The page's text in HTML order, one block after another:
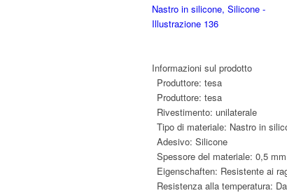
Informazioni sul prodotto
Produttore: tesa
Produttore: tesa
Rivestimento: unilaterale
Tipo di materiale: Nastro in
Adesivo: Silicone
Spessore del materiale: 0,5 mm
Eigenschaften: Resistente ai
Resistenza alla temperatura: